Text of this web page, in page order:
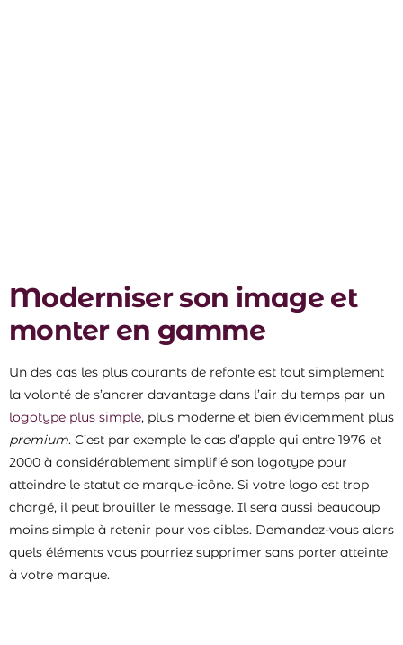
Moderniser son image et
monter en gamme
Un des cas les plus courants de refonte est tout simplement
la volonté de s’ancrer davantage dans l’air du temps par un
logotype plus simple, plus moderne et bien évidemment plus
premium. C’est par exemple le cas d’apple qui entre 1976 et
2000 à considérablement simplifié son logotype pour
atteindre le statut de marque-icône. Si votre logo est trop
chargé, il peut brouiller le message. Il sera aussi beaucoup
moins simple à retenir pour vos cibles. Demandez-vous alors
quels éléments vous pourriez supprimer sans porter atteinte
à votre marque.